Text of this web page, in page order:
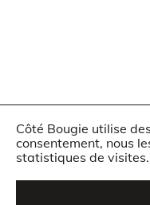
Côté Bougie utilise
consentement, nous
statistiques de visites.